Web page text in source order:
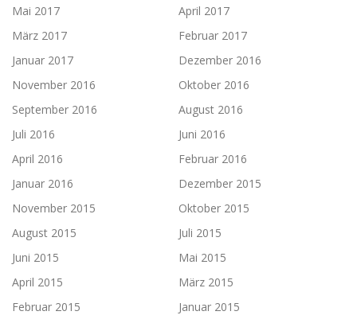
Mai 2017
April 2017
März 2017
Februar 2017
Januar 2017
Dezember 2016
November 2016
Oktober 2016
September 2016
August 2016
Juli 2016
Juni 2016
April 2016
Februar 2016
Januar 2016
Dezember 2015
November 2015
Oktober 2015
August 2015
Juli 2015
Juni 2015
Mai 2015
April 2015
März 2015
Februar 2015
Januar 2015